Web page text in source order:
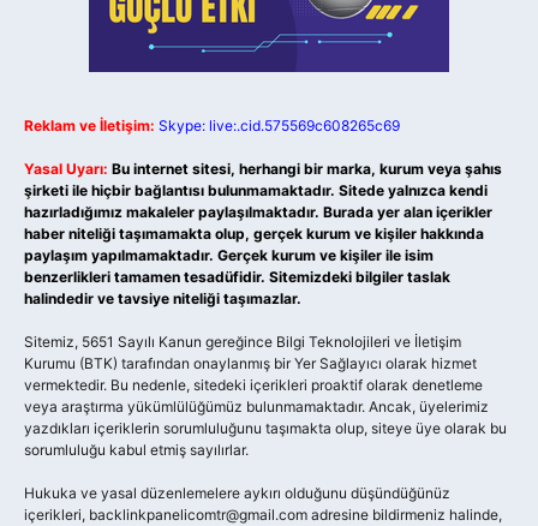
Reklam ve İletişim: Skype: live:.cid.575569c608265c69
Yasal Uyarı: Bu internet sitesi, herhangi bir marka, kurum veya şahıs
şirketi ile hiçbir bağlantısı bulunmamaktadır. Sitede yalnızca kendi
hazırladığımız makaleler paylaşılmaktadır. Burada yer alan içerikler
haber niteliği taşımamakta olup, gerçek kurum ve kişiler hakkında
paylaşım yapılmamaktadır. Gerçek kurum ve kişiler ile isim
benzerlikleri tamamen tesadüfidir. Sitemizdeki bilgiler taslak
halindedir ve tavsiye niteliği taşımazlar.
Sitemiz, 5651 Sayılı Kanun gereğince Bilgi Teknolojileri ve İletişim
Kurumu (BTK) tarafından onaylanmış bir Yer Sağlayıcı olarak hizmet
vermektedir. Bu nedenle, sitedeki içerikleri proaktif olarak denetleme
veya araştırma yükümlülüğümüz bulunmamaktadır. Ancak, üyelerimiz
yazdıkları içeriklerin sorumluluğunu taşımakta olup, siteye üye olarak bu
sorumluluğu kabul etmiş sayılırlar.
Hukuka ve yasal düzenlemelere aykırı olduğunu düşündüğünüz
içerikleri, backlinkpanelicomtr@gmail.com adresine bildirmeniz halinde,